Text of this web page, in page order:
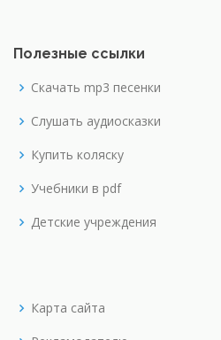
Полезные ссылки
Скачать mp3 песенки
Слушать аудиосказки
Купить коляску
Учебники в pdf
Детские учреждения
Карта сайта